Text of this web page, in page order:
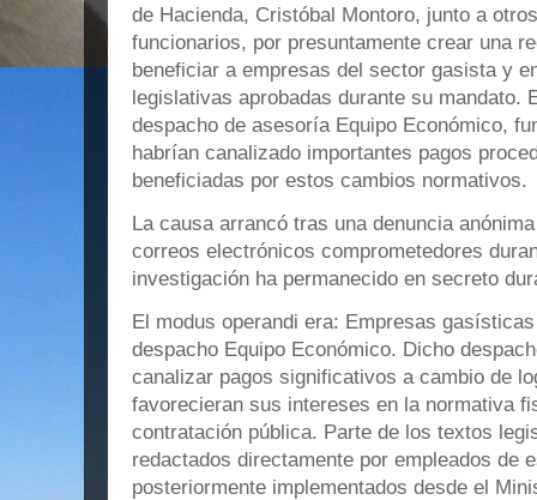
de Hacienda, Cristóbal Montoro, junto a
funcionarios, por presuntamente crear una
beneficiar a empresas del sector gasista y
legislativas aprobadas durante su mandato.
despacho de asesoría Equipo Económico,
habrían canalizado importantes pagos
beneficiadas por estos cambios normativos.
La causa arrancó tras una denuncia
correos electrónicos comprometedores
investigación ha permanecido en secreto
El modus operandi era: Empresas
despacho Equipo Económico. Dicho
canalizar pagos significativos a cambio de
favorecieran sus intereses en la normativa
contratación pública. Parte de los textos
redactados directamente por empleados de
posteriormente implementados desde el